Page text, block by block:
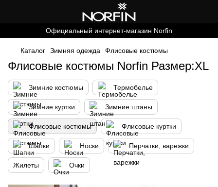
Официальный интернет-магазин Norfin
Каталог Зимняя одежда Флисовые костюмы
Флисовые костюмы Norfin Размер:XL
Зимние костюмы Термобелье
Зимние куртки Зимние штаны
Флисовые костюмы Флисовые куртки
Шапки Носки Перчатки, варежки
Жилеты Очки